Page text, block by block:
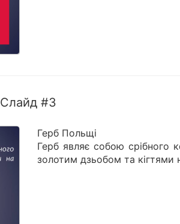
Слайд #3
Герб Польщі
Герб являє собою срібного
золотим дзьобом та кігтями